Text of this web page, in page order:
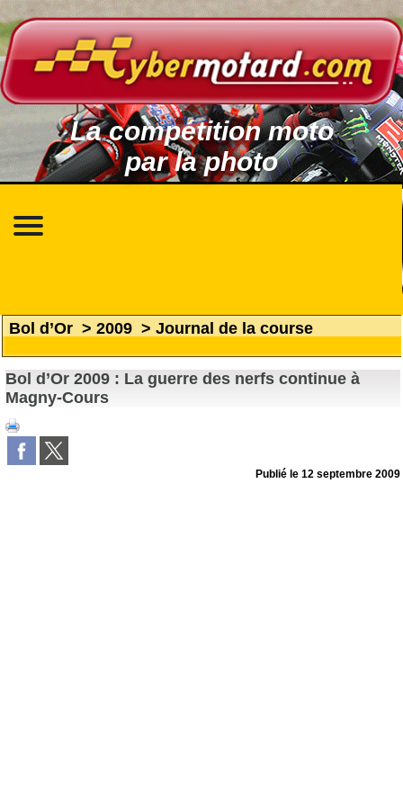
La compétition moto
par la photo
Bol d’Or > 2009 > Journal de la course
Bol d’Or 2009 : La guerre des nerfs continue à
Magny-Cours
Publié le12 septembre 2009